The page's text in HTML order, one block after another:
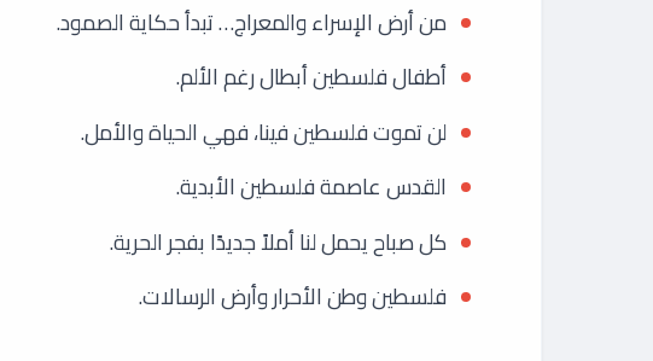
من أرض الإسراء والمعراج… تبدأ حكاية الصمود.
أطفال فلسطين أبطال رغم الألم.
لن تموت فلسطين فينا، فهي الحياة والأمل.
القدس عاصمة فلسطين الأبدية.
كل صباح يحمل لنا أملاً جديدًا بفجر الحرية.
فلسطين وطن الأحرار وأرض الرسالات.